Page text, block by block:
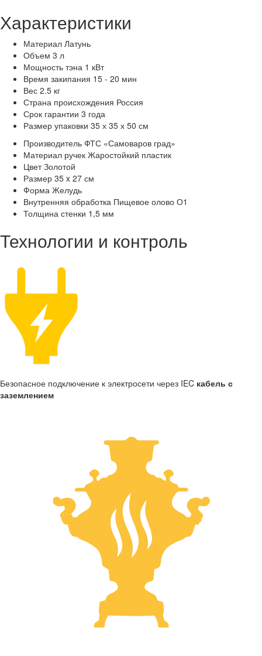
Характеристики
Материал Латунь
Объем 3 л
Мощность тэна 1 кВт
Время закипания 15 - 20 мин
Вес 2.5 кг
Страна происхождения Россия
Срок гарантии 3 года
Размер упаковки 35 х 35 х 50 см
Производитель ФТС «Самоваров град»
Материал ручек Жаростойкий пластик
Цвет Золотой
Размер 35 x 27 см
Форма Желудь
Внутренняя обработка Пищевое олово О1
Толщина стенки 1,5 мм
Технологии и контроль
Безопасное подключение к электросети через IEC кабель с
заземлением